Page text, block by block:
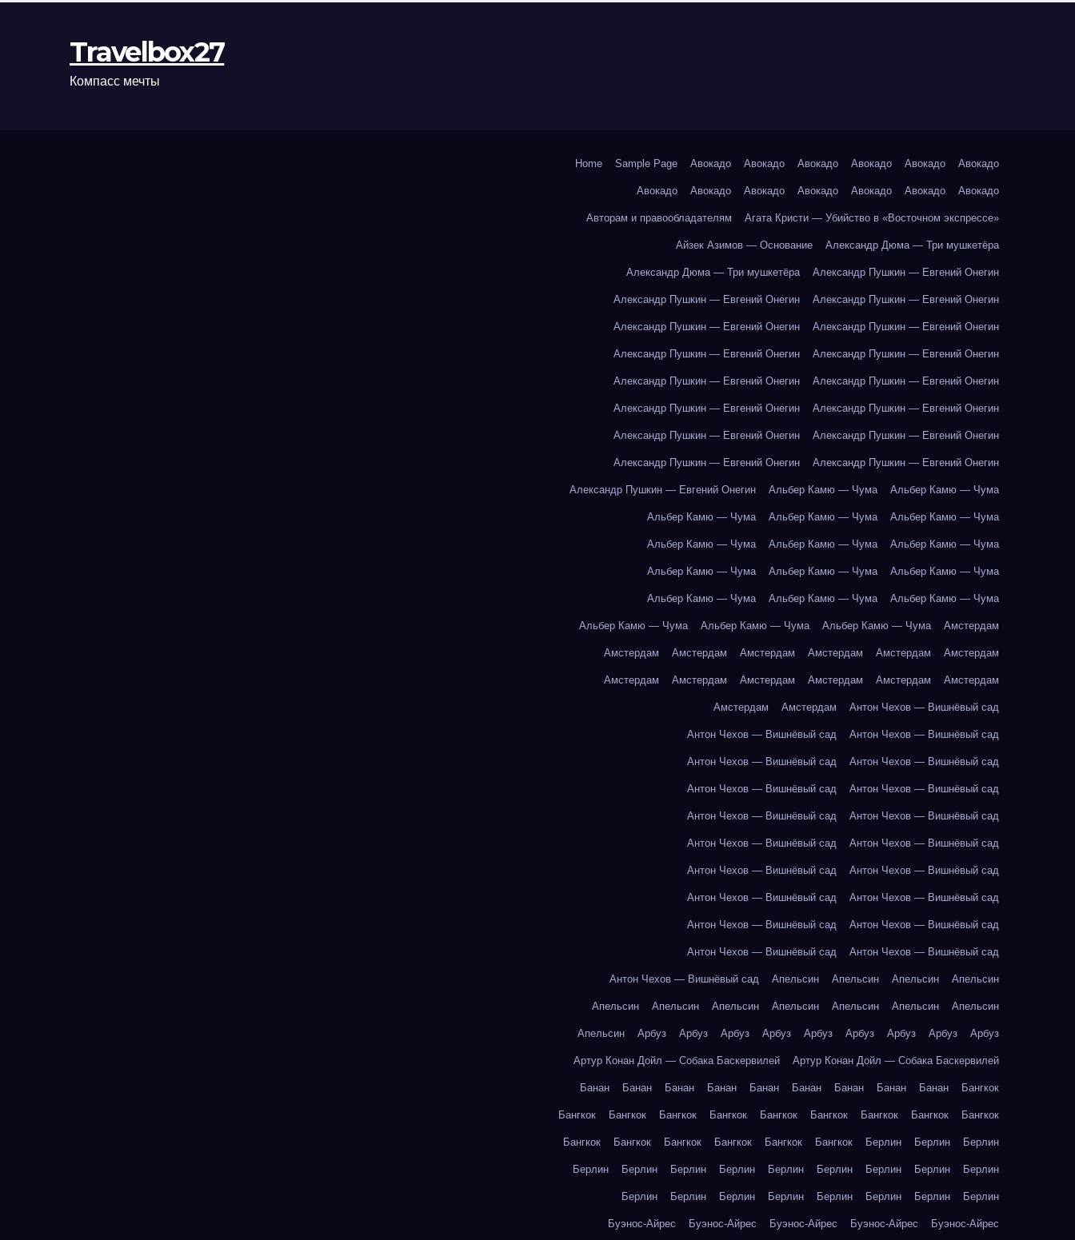
Travelbox27
Компасс мечты
Home Sample Page Авокадо Авокадо Авокадо Авокадо Авокадо Авокадо
Авокадо Авокадо Авокадо Авокадо Авокадо Авокадо Авокадо
Авторам и правообладателям Агата Кристи — Убийство в «Восточном экспрессе»
Айзек Азимов — Основание Александр Дюма — Три мушкетёра
Александр Дюма — Три мушкетёра Александр Пушкин — Евгений Онегин
Александр Пушкин — Евгений Онегин Александр Пушкин — Евгений Онегин
Александр Пушкин — Евгений Онегин Александр Пушкин — Евгений Онегин
Александр Пушкин — Евгений Онегин Александр Пушкин — Евгений Онегин
Александр Пушкин — Евгений Онегин Александр Пушкин — Евгений Онегин
Александр Пушкин — Евгений Онегин Александр Пушкин — Евгений Онегин
Александр Пушкин — Евгений Онегин Александр Пушкин — Евгений Онегин
Александр Пушкин — Евгений Онегин Александр Пушкин — Евгений Онегин
Александр Пушкин — Евгений Онегин Альбер Камю — Чума Альбер Камю — Чума
Альбер Камю — Чума Альбер Камю — Чума Альбер Камю — Чума
Альбер Камю — Чума Альбер Камю — Чума Альбер Камю — Чума
Альбер Камю — Чума Альбер Камю — Чума Альбер Камю — Чума
Альбер Камю — Чума Альбер Камю — Чума Альбер Камю — Чума
Альбер Камю — Чума Альбер Камю — Чума Альбер Камю — Чума Амстердам
Амстердам Амстердам Амстердам Амстердам Амстердам Амстердам
Амстердам Амстердам Амстердам Амстердам Амстердам Амстердам
Амстердам Амстердам Антон Чехов — Вишнёвый сад
Антон Чехов — Вишнёвый сад Антон Чехов — Вишнёвый сад
Антон Чехов — Вишнёвый сад Антон Чехов — Вишнёвый сад
Антон Чехов — Вишнёвый сад Антон Чехов — Вишнёвый сад
Антон Чехов — Вишнёвый сад Антон Чехов — Вишнёвый сад
Антон Чехов — Вишнёвый сад Антон Чехов — Вишнёвый сад
Антон Чехов — Вишнёвый сад Антон Чехов — Вишнёвый сад
Антон Чехов — Вишнёвый сад Антон Чехов — Вишнёвый сад
Антон Чехов — Вишнёвый сад Антон Чехов — Вишнёвый сад
Антон Чехов — Вишнёвый сад Антон Чехов — Вишнёвый сад
Антон Чехов — Вишнёвый сад Апельсин Апельсин Апельсин Апельсин
Апельсин Апельсин Апельсин Апельсин Апельсин Апельсин Апельсин
Апельсин Арбуз Арбуз Арбуз Арбуз Арбуз Арбуз Арбуз Арбуз Арбуз
Артур Конан Дойл — Собака Баскервилей Артур Конан Дойл — Собака Баскервилей
Банан Банан Банан Банан Банан Банан Банан Банан Банан Бангкок
Бангкок Бангкок Бангкок Бангкок Бангкок Бангкок Бангкок Бангкок Бангкок
Бангкок Бангкок Бангкок Бангкок Бангкок Бангкок Берлин Берлин Берлин
Берлин Берлин Берлин Берлин Берлин Берлин Берлин Берлин Берлин
Берлин Берлин Берлин Берлин Берлин Берлин Берлин Берлин
Буэнос-Айрес Буэнос-Айрес Буэнос-Айрес Буэнос-Айрес Буэнос-Айрес